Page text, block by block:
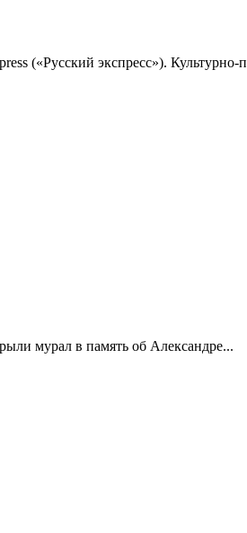
(«Русский экспресс»). Культурно-
мурал в память об Александре...